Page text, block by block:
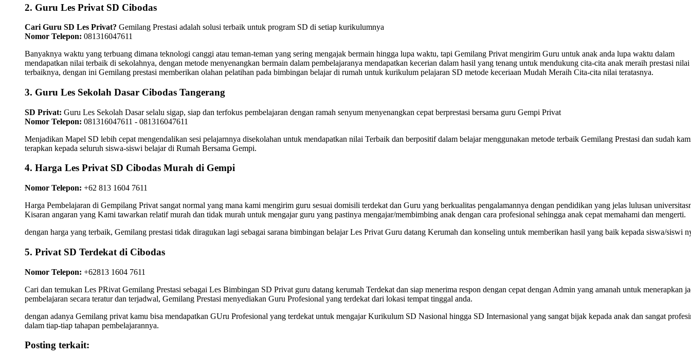
2. Guru Les Privat SD Cibodas
Cari Guru SD Les Privat? Gemilang Prestasi adalah solusi terbaik untuk program SD di setiap kurikulumnya
Nomor Telepon: 081316047611
Banyaknya waktu yang terbuang dimana teknologi canggi atau teman-teman yang sering mengajak bermain hingga lupa waktu, tapi Gemilang Privat mengirim Guru untuk anak anda lupa waktu dalam
mendapatkan nilai terbaik di sekolahnya, dengan metode menyenangkan bermain dalam pembelajaranya mendapatkan kecerian dalam hasil yang tenang untuk mendukung cita-cita anak meraih prestasi nilai
terbaiknya, dengan ini Gemilang prestasi memberikan olahan pelatihan pada bimbingan belajar di rumah untuk kurikulum pelajaran SD metode keceriaan Mudah Meraih Cita-cita nilai teratasnya.
3. Guru Les Sekolah Dasar Cibodas Tangerang
SD Privat: Guru Les Sekolah Dasar selalu sigap, siap dan terfokus pembelajaran dengan ramah senyum menyenangkan cepat berprestasi bersama guru Gempi Privat
Nomor Telepon: 081316047611 - 081316047611
Menjadikan Mapel SD lebih cepat mengendalikan sesi pelajarnnya disekolahan untuk mendapatkan nilai Terbaik dan berpositif dalam belajar menggunakan metode terbaik Gemilang Prestasi dan sudah
terapkan kepada seluruh siswa-siswi belajar di Rumah Bersama Gempi.
4. Harga Les Privat SD Cibodas Murah di Gempi
Nomor Telepon: +62 813 1604 7611
Harga Pembelajaran di Gempilang Privat sangat normal yang mana kami mengirim guru sesuai domisili terdekat dan Guru yang berkualitas pengalamannya dengan pendidikan yang jelas lulusan
Kisaran angaran yang Kami tawarkan relatif murah dan tidak murah untuk mengajar guru yang pastinya mengajar/membimbing anak dengan cara profesional sehingga anak cepat memahami dan mengerti.
dengan harga yang terbaik, Gemilang prestasi tidak diragukan lagi sebagai sarana bimbingan belajar Les Privat Guru datang Kerumah dan konseling untuk memberikan hasil yang baik kepada siswa/siswi
5. Privat SD Terdekat di Cibodas
Nomor Telepon: +62813 1604 7611
Cari dan temukan Les PRivat Gemilang Prestasi sebagai Les Bimbingan SD Privat guru datang kerumah Terdekat dan siap menerima respon dengan cepat dengan Admin yang amanah untuk menerapkan
pembelajaran secara teratur dan terjadwal, Gemilang Prestasi menyediakan Guru Profesional yang terdekat dari lokasi tempat tinggal anda.
dengan adanya Gemilang privat kamu bisa mendapatkan GUru Profesional yang terdekat untuk mengajar Kurikulum SD Nasional hingga SD Internasional yang sangat bijak kepada anak dan sangat
dalam tiap-tiap tahapan pembelajarannya.
Posting terkait: